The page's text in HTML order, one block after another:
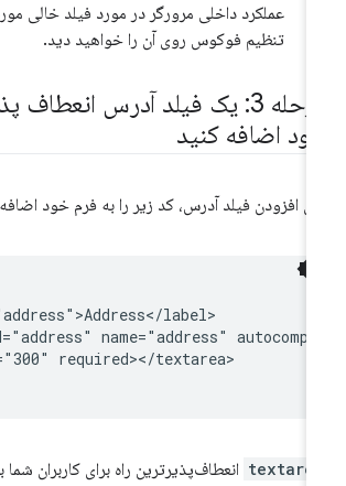
عملکرد داخلی مرورگر در مورد فیلد خالی مورد
تنظیم فوکوس روی آن را خواهید دید.
مرحله 3: یک فیلد آدرس انعطاف
اضافه کنید
افزودن فیلد آدرس، کد زیر را به فرم خود اضافه
label>
id="address" name="address"
required></textarea>
انعطاف‌پذیرترین راه برای کاربران شما